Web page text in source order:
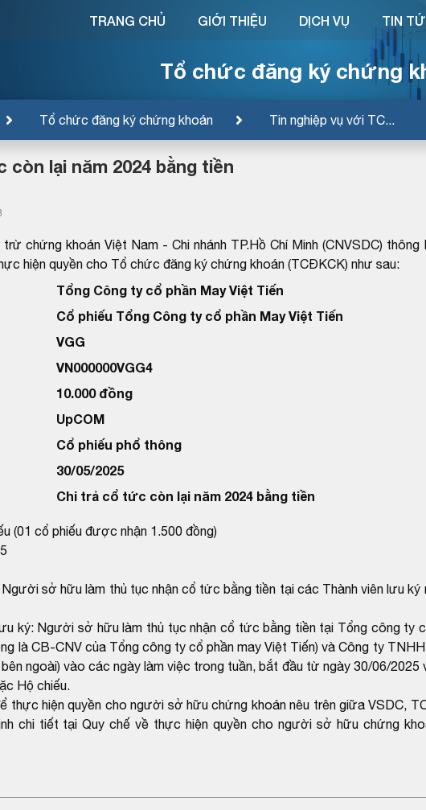
Tổ chức đăng ký chứng
Tổ chức đăng ký chứng khoán Tin nghiệp vụ với TC...
TRANG CHỦ GIỚI THIỆU DỊCH VỤ TIN
còn lại năm 2024 bằng tiền
chứng khoán Việt Nam - Chi nhánh TP.Hồ Chí Minh (CNVSDC) thông
hiện quyền cho Tổ chức đăng ký chứng khoán (TCĐKCK) như sau:
Tổng Công ty cổ phần May Việt Tiến
Cổ phiếu Tổng Công ty cổ phần May Việt Tiến
VGG
VN000000VGG4
10.000 đồng
UpCOM
Cổ phiếu phổ thông
30/05/2025
Chi trả cổ tức còn lại năm 2024 bằng tiền
(01 cổ phiếu được nhận 1.500 đồng)
sở hữu làm thủ tục nhận cổ tức bằng tiền tại các Thành viên lưu ký
ký: Người sở hữu làm thủ tục nhận cổ tức bằng tiền tại Tổng công ty
là CB-CNV của Tổng công ty cổ phần may Việt Tiến) và Công ty
ngoài) vào các ngày làm việc trong tuần, bắt đầu từ ngày 30/06/2025
Hộ chiếu.
thực hiện quyền cho người sở hữu chứng khoán nêu trên giữa VSDC,
chi tiết tại Quy chế về thực hiện quyền cho người sở hữu chứng